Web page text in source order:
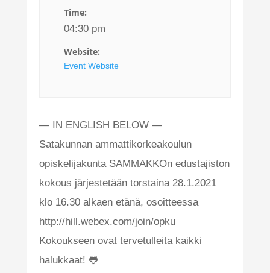
Time:
04:30 pm
Website:
Event Website
— IN ENGLISH BELOW —
Satakunnan ammattikorkeakoulun
opiskelijakunta SAMMAKKOn edustajiston
kokous järjestetään torstaina 28.1.2021
klo 16.30 alkaen etänä, osoitteessa
http://hill.webex.com/join/opku
Kokoukseen ovat tervetulleita kaikki
halukkaat! 🐸